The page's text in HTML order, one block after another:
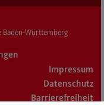
Baden-Württemberg
Impressum
Datenschutz
Barrierefreiheit